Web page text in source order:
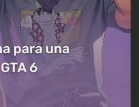
para una
6